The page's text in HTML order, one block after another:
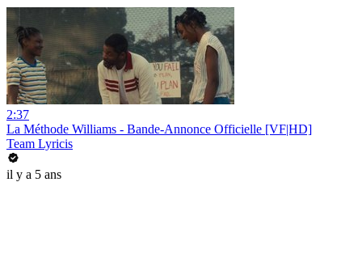
2:37
La Méthode Williams - Bande-Annonce Officielle [VF|HD]
Team Lyricis
il y a 5 ans